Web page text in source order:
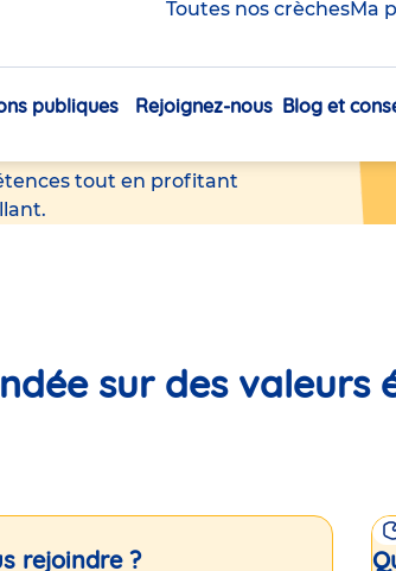
Toutes nos crèchesMa
Navigation
publiques Rejoignez-nous Blog et
passion,
tout en profitant
sur des valeurs
rejoindre ?